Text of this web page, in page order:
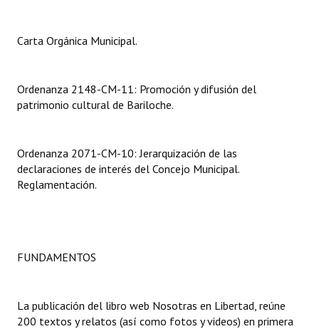
Actas de Audiencias Públicas
Comunicaciones
Resoluciones
Resoluciones de Presidencia
Antiguos Pobladores
Registros y Distinciones
Carta Orgánica Municipal.
Ordenanza 2148-CM-11: Promoción y difusión del
patrimonio cultural de Bariloche.
Ordenanza 2071-CM-10: Jerarquización de las
declaraciones de interés del Concejo Municipal.
Reglamentación.
FUNDAMENTOS
La publicación del libro web Nosotras en Libertad, reúne
200 textos y relatos (así como fotos y videos) en primera